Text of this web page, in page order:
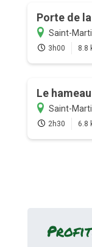
Porte de
Saint-
3h00 8.8
Le
Saint-
2h30 6.8